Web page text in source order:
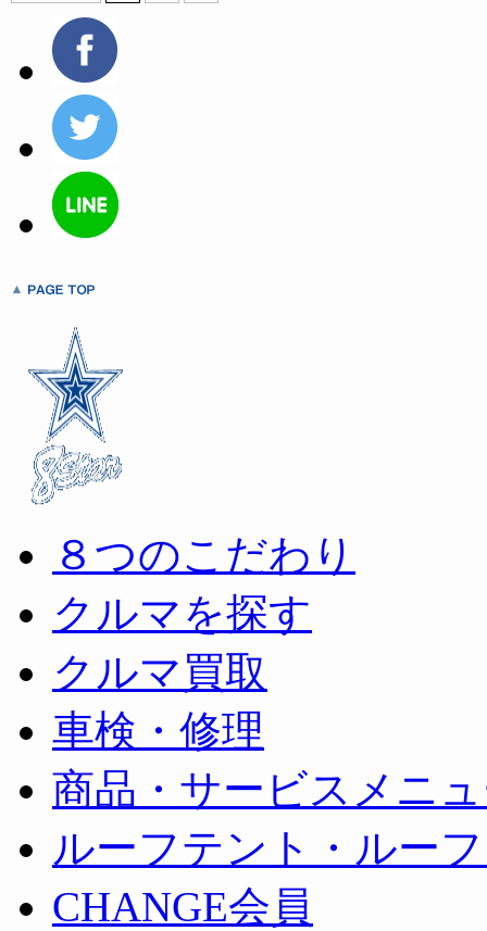
８つのこだわり
クルマを探す
クルマ買取
車検・修理
商品・サービスメニ
ルーフテント・ルー
CHANGE会員